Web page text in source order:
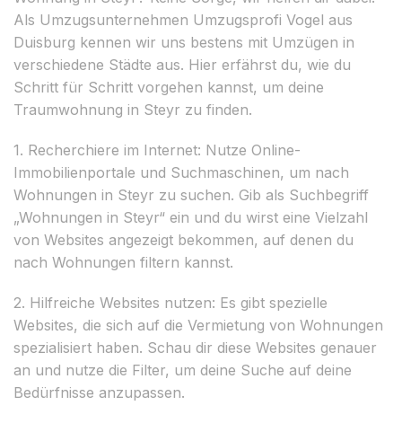
Als Umzugsunternehmen Umzugsprofi Vogel aus
Duisburg kennen wir uns bestens mit Umzügen in
verschiedene Städte aus. Hier erfährst du, wie du
Schritt für Schritt vorgehen kannst, um deine
Traumwohnung in Steyr zu finden.
1. Recherchiere im Internet: Nutze Online-
Immobilienportale und Suchmaschinen, um nach
Wohnungen in Steyr zu suchen. Gib als Suchbegriff
„Wohnungen in Steyr“ ein und du wirst eine Vielzahl
von Websites angezeigt bekommen, auf denen du
nach Wohnungen filtern kannst.
2. Hilfreiche Websites nutzen: Es gibt spezielle
Websites, die sich auf die Vermietung von Wohnungen
spezialisiert haben. Schau dir diese Websites genauer
an und nutze die Filter, um deine Suche auf deine
Bedürfnisse anzupassen.